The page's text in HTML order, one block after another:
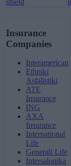
Insurance
Companies
Interamerican
Ethniki
Asfalistiki
ATE
Insurance
ING
AXA
Insurance
International
Life
Generali Life
Intersalonika